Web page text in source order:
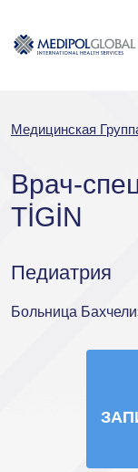
Медицинская
Врач-
TİGİN
Педиатрия
Больница